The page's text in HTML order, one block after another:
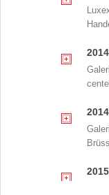
2014
2014
2015